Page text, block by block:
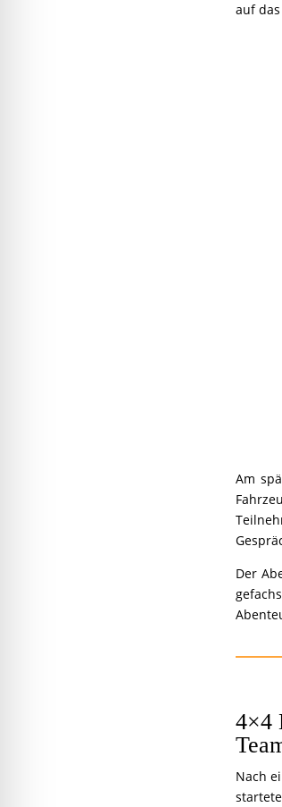
auf
Am
Der
4×4
Nach